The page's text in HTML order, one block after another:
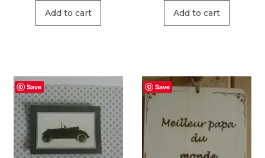
Add to cart Add to cart
Save Save